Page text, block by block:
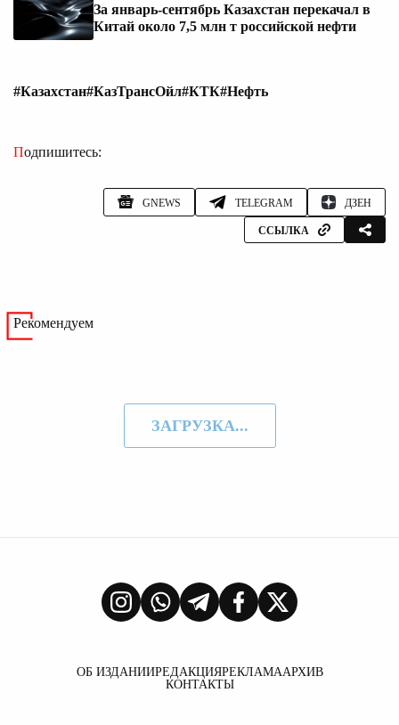
За январь-сентябрь Казахстан перекачал в
Китай около 7,5 млн т российской нефти
#Казахстан#КазТрансОйл#КТК#Нефть
Подпишитесь:
GNEWS TELEGRAM ДЗЕН
ССЫЛКА
Рекомендуем
ЗАГРУЗКА...
ОБ ИЗДАНИИРЕДАКЦИЯРЕКЛАМААРХИВ
КОНТАКТЫ